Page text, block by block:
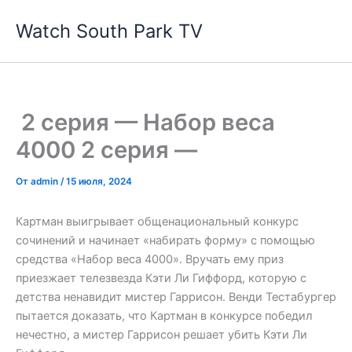
Watch South Park TV
2 серия — Набор веса
4000 2 серия —
От admin /15 июля, 2024
Картман выигрывает общенациональный конкурс
сочинений и начинает «набирать форму» с помощью
средства «Набор веса 4000». Вручать ему приз
приезжает телезвезда Кэти Ли Гиффорд, которую с
детства ненавидит мистер Гаррисон. Венди Тестабургер
пытается доказать, что Картман в конкурсе победил
нечестно, а мистер Гаррисон решает убить Кэти Ли